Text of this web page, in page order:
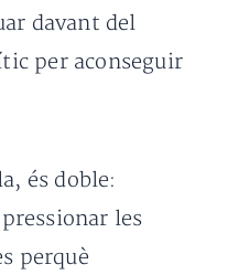
davant del
per aconseguir
és doble:
les
perquè